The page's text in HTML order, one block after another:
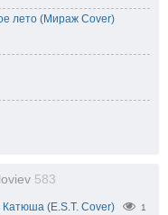
лето (Мираж Cover)
583
(E.S.T. Cover) 1